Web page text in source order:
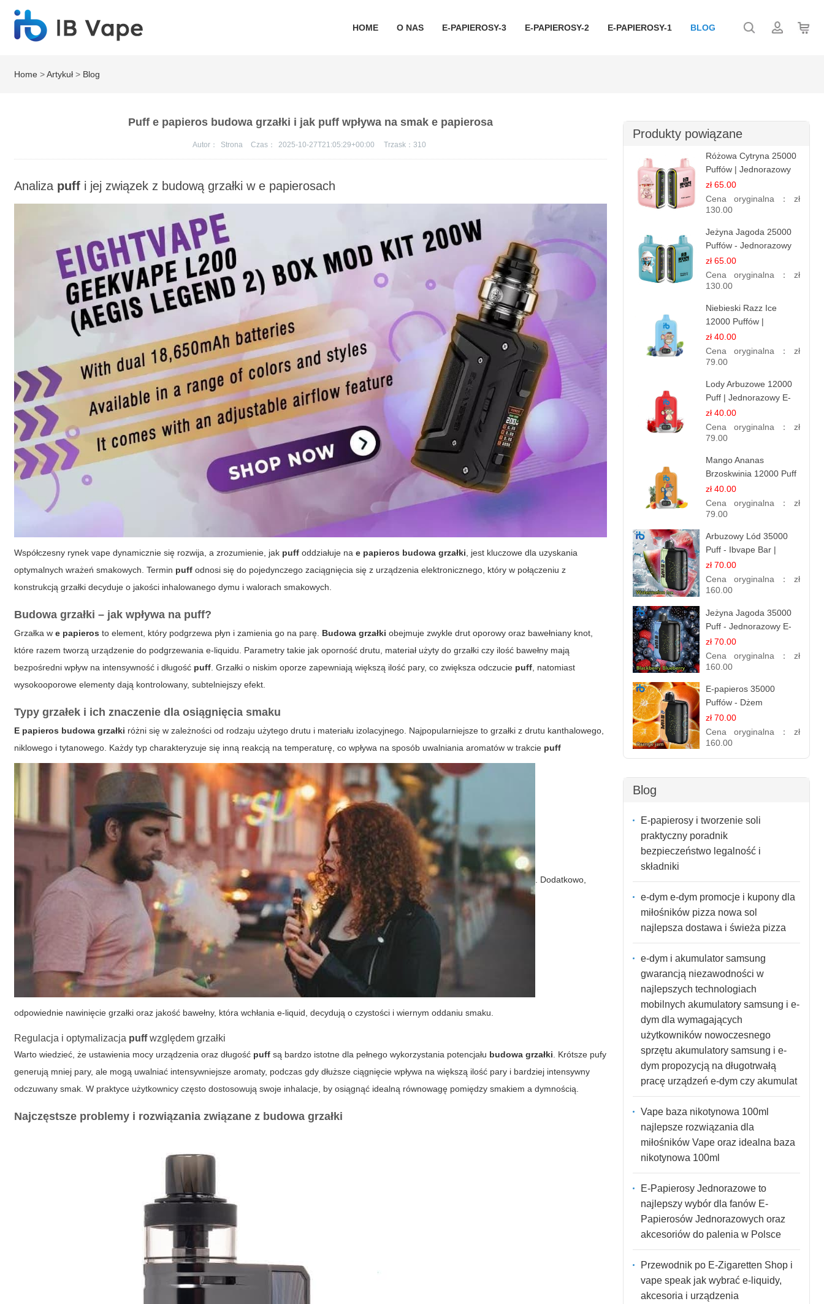
HOME O NAS E-PAPIEROSY-3 E-PAPIEROSY-2 E-PAPIEROSY-1 BLOG
Home >Artykuł > Blog
Puff e papieros budowa grzałki i jak puff wpływa na smak e papierosa
Autor： Strona Czas： 2025-10-27T21:05:29+00:00 Trzask： 310
Analiza puff i jej związek z budową grzałki we papierosach
Współczesny rynek vape dynamicznie się rozwija, a zrozumienie, jak puff oddziałuje nae papieros budowa grzałki , jest kluczowe dla uzyskania
optymalnych wrażeń smakowych. Termin puff odnosi się do pojedynczego zaciągnięcia się z urządzenia elektronicznego, który w połączeniu z
konstrukcjągrzałki decyduje o jakości inhalowanego dymu i walorach smakowych.
Budowa grzałki – jak wpływa na puff?
Grzałka we papieros to element, który podgrzewa płyn i zamienia go na parę. Budowa grzałki obejmuje zwykle drut oporowy oraz bawełniany knot,
które razem tworzą urządzenie do podgrzewania e-liquidu. Parametry takie jak oporność drutu, materiał użyty do grzałki czy ilość bawełny mają
bezpośredni wpływ na intensywność i długość puff . Grzałki o niskim oporze zapewniają większą ilość pary, co zwiększa odczucie puff , natomiast
wysokooporowe elementy dają kontrolowany, subtelniejszy efekt.
Typy grzałek i ich znaczenie dla osiągnięcia smaku
E papieros budowa grzałki różni się w zależności od rodzaju użytego drutu i materiału izolacyjnego. Najpopularniejsze to grzałki z drutu kanthalowego,
niklowego i tytanowego. Każdy typ charakteryzuje się inną reakcją na temperaturę, co wpływa na sposób uwalniania aromatów w trakcie puff
. Dodatkowo,
odpowiednie nawinięcie grzałki oraz jakość bawełny, która wchłania e-liquid, decydują o czystości i wiernym oddaniu smaku.
Regulacja i optymalizacja puffwzględem grzałki
Warto wiedzieć, że ustawienia mocy urządzenia oraz długość puff są bardzo istotne dla pełnego wykorzystania potencjału budowa grzałki . Krótsze pufy
generują mniej pary, ale mogą uwalniać intensywniejsze aromaty, podczas gdy dłuższe ciągnięcie wpływa na większą ilość pary i bardziej intensywny
odczuwany smak. W praktyce użytkownicy często dostosowują swoje inhalacje, by osiągnąć idealną równowagę pomiędzy smakiem a dymnością.
Najczęstsze problemy i rozwiązania związane z budowa grzałki
Produkty powiązane
Różowa Cytryna 25000
Puffów | Jednorazowy
E-papieros
zł 65.00
Cena oryginalna： zł
130.00
Jeżyna Jagoda 25000
Puffów - Jednorazowy
E-papierosy | Smak
Leśnych Owoców
zł 65.00
Cena oryginalna： zł
130.00
Niebieski Razz Ice
12000 Puffów |
Jednorazowy E-
papieros | Jagodowy
Chłód
zł 40.00
Cena oryginalna： zł
79.00
Lody Arbuzowe 12000
Puff | Jednorazowy E-
papieros | Deserowy
Smak
zł 40.00
Cena oryginalna： zł
79.00
Mango Ananas
Brzoskwinia 12000 Puff
| Jednorazowy E-
papieros | Tropikalny
Smak
zł 40.00
Cena oryginalna： zł
79.00
Arbuzowy Lód 35000
Puff - Ibvape Bar |
Orzeźwiający E-
papieros Jednorazowy
zł 70.00
Cena oryginalna： zł
160.00
Jeżyna Jagoda 35000
Puff - Jednorazowy E-
papieros | Smak
Leśnych Owoców
zł 70.00
Cena oryginalna： zł
160.00
E-papieros 35000
Puffów - Dżem
Pomarańczowy |
Aromatyczny i
Długotrwały
zł 70.00
Cena oryginalna： zł
160.00
Blog
E-papierosy i tworzenie soli
praktyczny poradnik
bezpieczeństwo legalność i
składniki
e-dym e-dym promocje i kupony dla
miłośników pizza nowa sol
najlepsza dostawa i świeża pizza
e-dym i akumulator samsung
gwarancją niezawodności w
najlepszych technologiach
mobilnych akumulatory samsung i e-
dym dla wymagających
użytkowników nowoczesnego
sprzętu akumulatory samsung i e-
dym propozycją na długotrwałą
pracę urządzeń e-dym czy akumulat
Vape baza nikotynowa 100ml
najlepsze rozwiązania dla
miłośników Vape oraz idealna baza
nikotynowa 100ml
E-Papierosy Jednorazowe to
najlepszy wybór dla fanów E-
Papierosów Jednorazowych oraz
akcesoriów do palenia w Polsce
Przewodnik po E-Zigaretten Shop i
vape speak jak wybrać e-liquidy,
akcesoria i urządzenia